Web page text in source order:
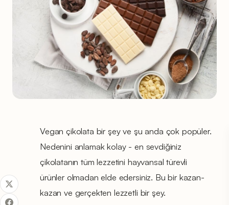
Vegan çikolata bir şey ve şu anda çok popüler.
Nedenini anlamak kolay - en sevdiğiniz
çikolatanın tüm lezzetini hayvansal türevli
ürünler olmadan elde edersiniz. Bu bir kazan-
kazan ve gerçekten lezzetli bir şey.